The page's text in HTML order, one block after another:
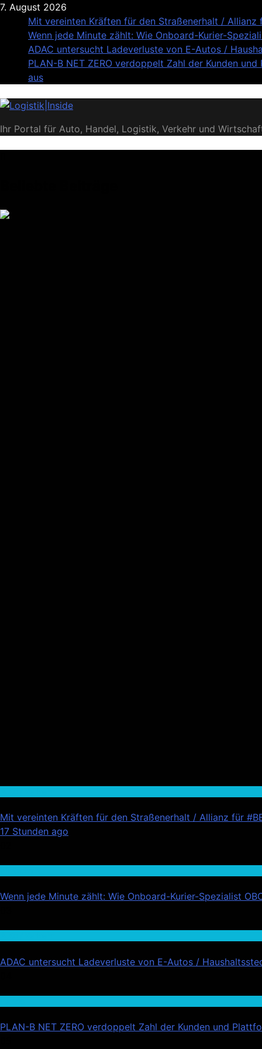
Skip
content
7. August 2026
Mit vereinten Kräften für den Straßenerhalt / Allianz
Wenn jede Minute zählt: Wie Onboard-Kurier-
ADAC untersucht Ladeverluste von E-Autos /
PLAN-B NET ZERO verdoppelt Zahl der Kunden
aus
Logistik|Inside
Ihr Portal für Auto, Handel, Logistik, Verkehr und
Mit vereinten Kräften für den Straßenerhalt / Allianz für
17 Stunden ago
Wenn jede Minute zählt: Wie Onboard-Kurier-Spezialist
ADAC untersucht Ladeverluste von E-Autos /
PLAN-B NET ZERO verdoppelt Zahl der Kunden und